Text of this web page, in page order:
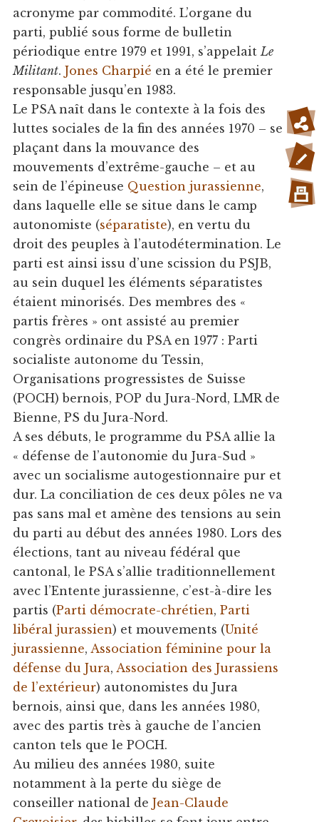
acronyme par commodité. L’organe du
parti, publié sous forme de bulletin
périodique entre 1979 et 1991, s’appelait Le
Militant. Jones Charpié en a été le premier
responsable jusqu’en 1983.
Le PSA naît dans le contexte à la fois des
luttes sociales de la fin des années 1970 – se
plaçant dans la mouvance des
mouvements d’extrême-gauche – et au
sein de l’épineuse Question jurassienne,
dans laquelle elle se situe dans le camp
autonomiste (séparatiste), en vertu du
droit des peuples à l’autodétermination. Le
parti est ainsi issu d’une scission du PSJB,
au sein duquel les éléments séparatistes
étaient minorisés. Des membres des «
partis frères » ont assisté au premier
congrès ordinaire du PSA en 1977 : Parti
socialiste autonome du Tessin,
Organisations progressistes de Suisse
(POCH) bernois, POP du Jura-Nord, LMR de
Bienne, PS du Jura-Nord.
A ses débuts, le programme du PSA allie la
« défense de l’autonomie du Jura-Sud »
avec un socialisme autogestionnaire pur et
dur. La conciliation de ces deux pôles ne va
pas sans mal et amène des tensions au sein
du parti au début des années 1980. Lors des
élections, tant au niveau fédéral que
cantonal, le PSA s’allie traditionnellement
avec l’Entente jurassienne, c’est-à-dire les
partis (Parti démocrate-chrétien, Parti
libéral jurassien) et mouvements (Unité
jurassienne, Association féminine pour la
défense du Jura, Association des Jurassiens
de l’extérieur) autonomistes du Jura
bernois, ainsi que, dans les années 1980,
avec des partis très à gauche de l’ancien
canton tels que le POCH.
Au milieu des années 1980, suite
notamment à la perte du siège de
conseiller national de Jean-Claude